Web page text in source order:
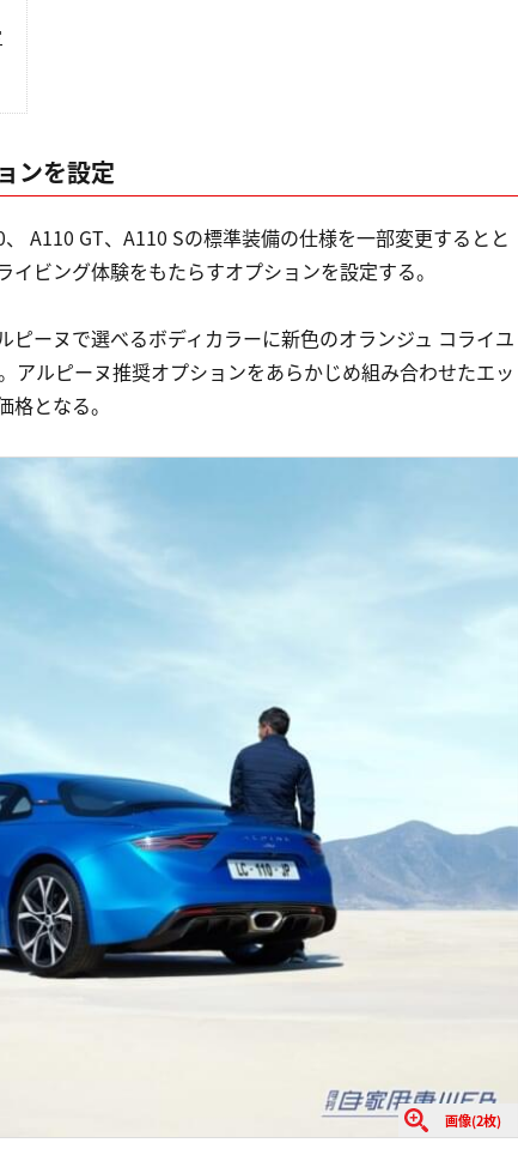
ンを設定
A110 GT、A110 Sの標準装備の仕様を一部変更するとと
ビング体験をもたらすオプションを設定する。
ピーヌで選べるボディカラーに新色のオランジュ コライユ
アルピーヌ推奨オプションをあらかじめ組み合わせたエッ
となる。
画像(2枚)